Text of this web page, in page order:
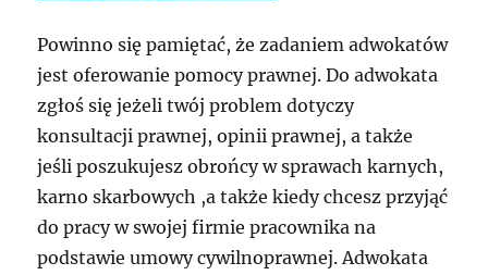
Powinno się pamiętać, że zadaniem adwokatów
jest oferowanie pomocy prawnej. Do adwokata
zgłoś się jeżeli twój problem dotyczy
konsultacji prawnej, opinii prawnej, a także
jeśli poszukujesz obrońcy w sprawach karnych,
karno skarbowych ,a także kiedy chcesz przyjąć
do pracy w swojej firmie pracownika na
podstawie umowy cywilnoprawnej. Adwokata